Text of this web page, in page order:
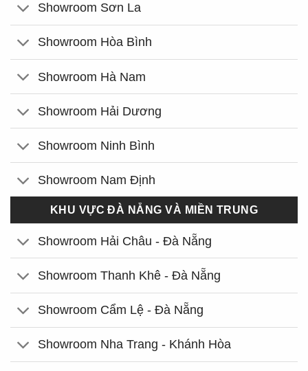
Showroom Sơn La
Showroom Hòa Bình
Showroom Hà Nam
Showroom Hải Dương
Showroom Ninh Bình
Showroom Nam Định
KHU VỰC ĐÀ NẴNG VÀ MIỀN TRUNG
Showroom Hải Châu - Đà Nẵng
Showroom Thanh Khê - Đà Nẵng
Showroom Cẩm Lệ - Đà Nẵng
Showroom Nha Trang - Khánh Hòa